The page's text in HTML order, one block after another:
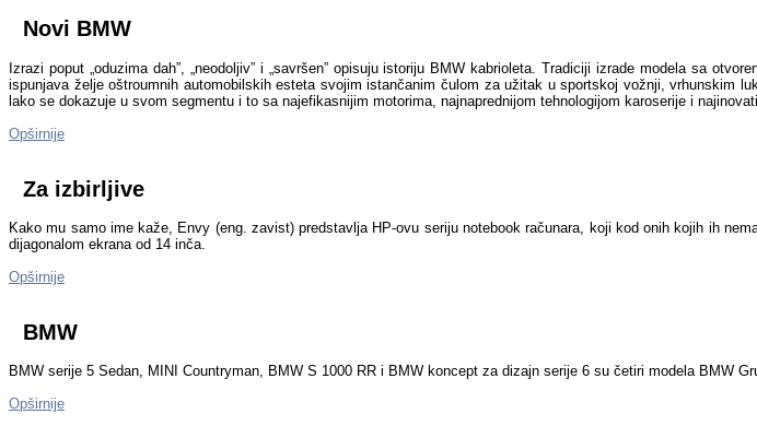
Novi BMW
Izrazi poput „oduzima dah”, „neodoljiv” i „savršen” opisuju istoriju BMW kabrioleta. Tradiciji izrade modela sa
ispunjava želje oštroumnih automobilskih esteta svojim istančanim čulom za užitak u sportskoj vožnji, vrhunskim
lako se dokazuje u svom segmentu i to sa najefikasnijim motorima, najnaprednijom tehnologijom karoserije i
Opširnije
Za izbirljive
Kako mu samo ime kaže, Envy (eng. zavist) predstavlja HP-ovu seriju notebook računara, koji kod onih kojih ih
dijagonalom ekrana od 14 inča.
Opširnije
BMW
BMW serije 5 Sedan, MINI Countryman, BMW S 1000 RR i BMW koncept za dizajn serije 6 su četiri modela BMW
Opširnije